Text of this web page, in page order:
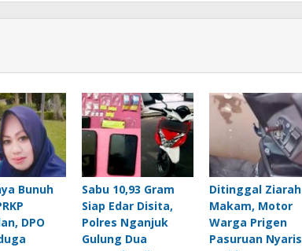
Bunuh
DPO
Sabu 10,93 Gram
Siap Edar Disita,
Polres Nganjuk
Gulung Dua
Ditinggal Ziarah
Makam, Motor
Warga Prigen
Pasuruan Nyaris